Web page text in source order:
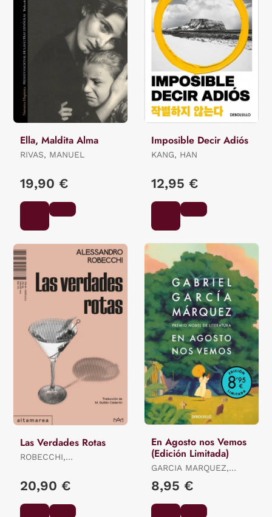
Ella, Maldita Alma
RIVAS, MANUEL
19,90 €
Imposible Decir Adiós
KANG, HAN
12,95 €
Las Verdades Rotas
ROBECCHI,
20,90 €
En Agosto nos Vemos
(Edición Limitada)
GARCIA MARQUEZ,
8,95 €